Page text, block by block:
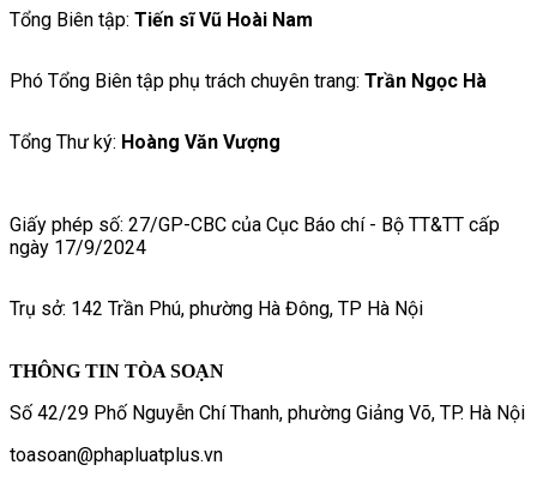
Tổng Biên tập: Tiến sĩ Vũ Hoài Nam
Phó Tổng Biên tập phụ trách chuyên trang: Trần Ngọc Hà
Tổng Thư ký: Hoàng Văn Vượng
Giấy phép số: 27/GP-CBC của Cục Báo chí - Bộ TT&TT cấp
ngày 17/9/2024
Trụ sở: 142 Trần Phú, phường Hà Đông, TP Hà Nội
THÔNG TIN TÒA SOẠN
Số 42/29 Phố Nguyễn Chí Thanh, phường Giảng Võ, TP. Hà Nội
toasoan@phapluatplus.vn